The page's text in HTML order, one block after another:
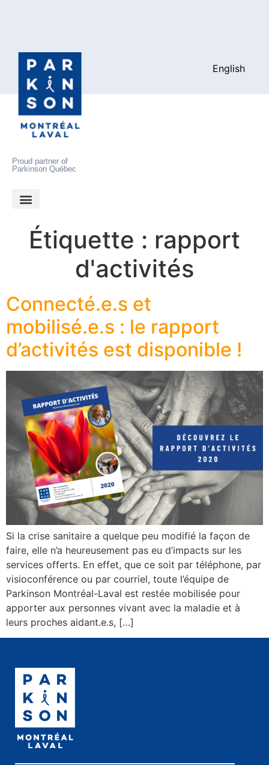
English
Proud partner of
Parkinson Québec
Étiquette : rapport
d'activités
Connecté.e.s et
mobilisé.e.s : le rapport
d’activités est disponible !
Si la crise sanitaire a quelque peu modifié la façon de
faire, elle n’a heureusement pas eu d’impacts sur les
services offerts. En effet, que ce soit par téléphone, par
visioconférence ou par courriel, toute l’équipe de
Parkinson Montréal-Laval est restée mobilisée pour
apporter aux personnes vivant avec la maladie et à
leurs proches aidant.e.s, […]